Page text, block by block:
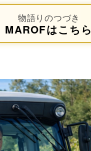
物語りのつづき
MAROFはこちら